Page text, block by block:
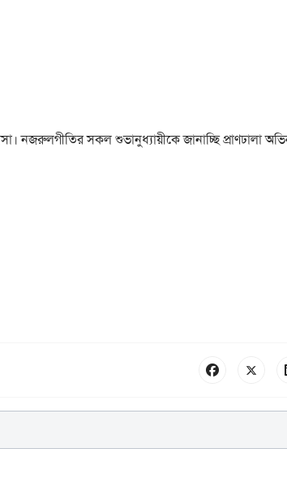
নজরুলগীতির সকল শুভানুধ্যায়ীকে জানাচ্ছি প্রাণঢালা